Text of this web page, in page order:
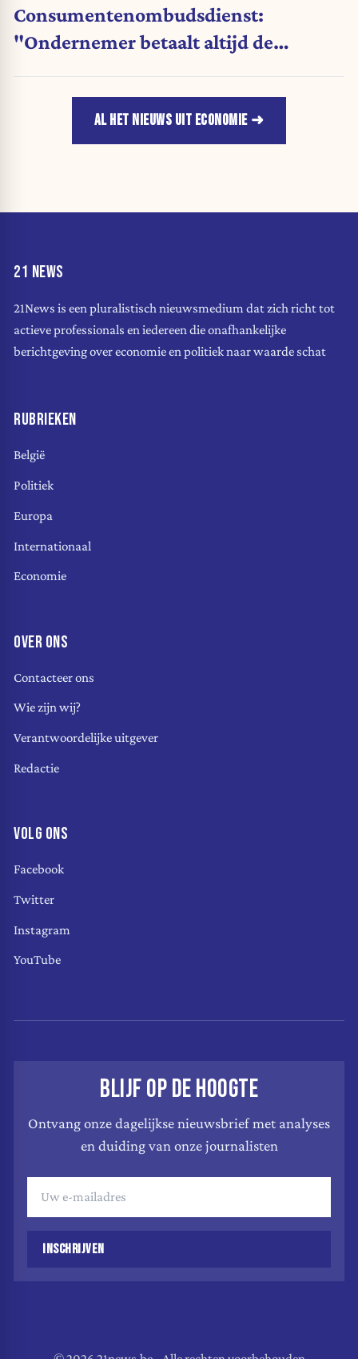
Consumentenombudsdienst:
"Ondernemer betaalt altijd de
AL HET NIEUWS UIT ECONOMIE
21 NEWS
21News is een pluralistisch nieuwsmedium dat zich richt tot
actieve professionals en iedereen die onafhankelijke
berichtgeving over economie en politiek naar waarde schat
RUBRIEKEN
België
Politiek
Europa
Internationaal
Economie
OVER ONS
Contacteer ons
Wie zijn wij?
Verantwoordelijke uitgever
Redactie
VOLG ONS
Facebook
Twitter
Instagram
YouTube
BLIJF OP DE HOOGTE
Ontvang onze dagelijkse nieuwsbrief met analyses
en duiding van onze journalisten
INSCHRIJVEN